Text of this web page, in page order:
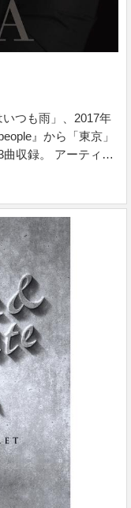
つも雨」、2017年
』から「東京」
曲収録。 アーティス
280 税込 ※ご購入
We are the
る%tiitle%をハイレ
ブスクリプション